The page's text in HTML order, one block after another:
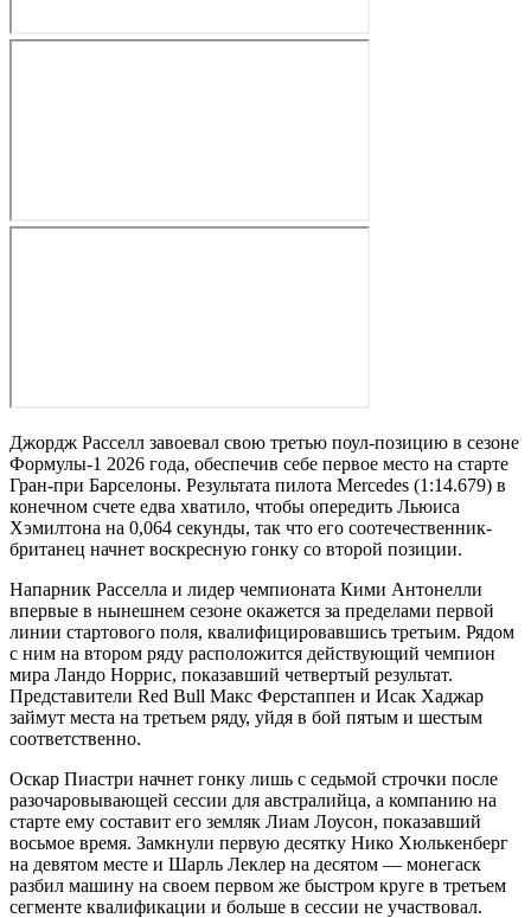
Джордж Расселл завоевал свою третью поул-позицию в сезоне
Формулы-1 2026 года, обеспечив себе первое место на старте
Гран-при Барселоны. Результата пилота Mercedes (1:14.679) в
конечном счете едва хватило, чтобы опередить Льюиса
Хэмилтона на 0,064 секунды, так что его соотечественник-
британец начнет воскресную гонку со второй позиции.
Напарник Расселла и лидер чемпионата Кими Антонелли
впервые в нынешнем сезоне окажется за пределами первой
линии стартового поля, квалифицировавшись третьим. Рядом
с ним на втором ряду расположится действующий чемпион
мира Ландо Норрис, показавший четвертый результат.
Представители Red Bull Макс Ферстаппен и Исак Хаджар
займут места на третьем ряду, уйдя в бой пятым и шестым
соответственно.
Оскар Пиастри начнет гонку лишь с седьмой строчки после
разочаровывающей сессии для австралийца, а компанию на
старте ему составит его земляк Лиам Лоусон, показавший
восьмое время. Замкнули первую десятку Нико Хюлькенберг
на девятом месте и Шарль Леклер на десятом — монегаск
разбил машину на своем первом же быстром круге в третьем
сегменте квалификации и больше в сессии не участвовал.